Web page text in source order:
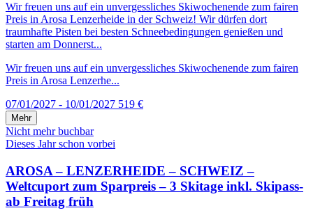
Wir freuen uns auf ein unvergessliches Skiwochenende zum fairen
Preis in Arosa Lenzerheide in der Schweiz! Wir dürfen dort
traumhafte Pisten bei besten Schneebedingungen genießen und
starten am Donnerst...
Wir freuen uns auf ein unvergessliches Skiwochenende zum fairen
Preis in Arosa Lenzerhe...
07/01/2027 - 10/01/2027 519 €
Mehr
Nicht mehr buchbar
Dieses Jahr schon vorbei
AROSA – LENZERHEIDE – SCHWEIZ –
Weltcuport zum Sparpreis – 3 Skitage inkl. Skipass-
ab Freitag früh